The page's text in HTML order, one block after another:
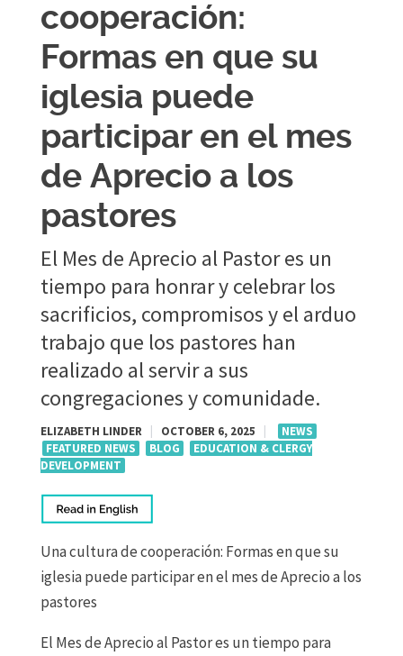
cooperación:
Formas en que su
iglesia puede
participar en el mes
de Aprecio a los
pastores
El Mes de Aprecio al Pastor es un
tiempo para honrar y celebrar los
sacrificios, compromisos y el arduo
trabajo que los pastores han
realizado al servir a sus
congregaciones y comunidade.
ELIZABETH LINDER OCTOBER 6, 2025
NEWS
FEATURED NEWS
BLOG
EDUCATION & CLERGY
DEVELOPMENT
Una cultura de cooperación: Formas en que su
iglesia puede participar en el mes de Aprecio a los
pastores
El Mes de Aprecio al Pastor es un tiempo para